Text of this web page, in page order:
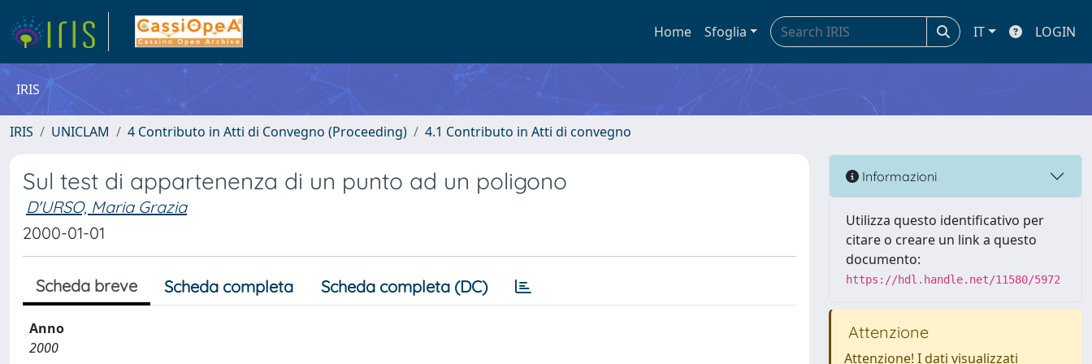
Home Sfoglia IT LOGIN
IRIS
IRIS UNICLAM 4 Contributo in Atti di Convegno (Proceeding) 4.1 Contributo in Atti di convegno
Sul test di appartenenza di un punto ad un poligono
D'URSO, Maria Grazia
2000-01-01
Scheda breve Scheda completa Scheda completa (DC)
Anno
2000
Informazioni
Utilizza questo identificativo per
citare o creare un link a questo
documento:
https://hdl.handle.net/11580/5972
Attenzione
Attenzione! I dati visualizzati